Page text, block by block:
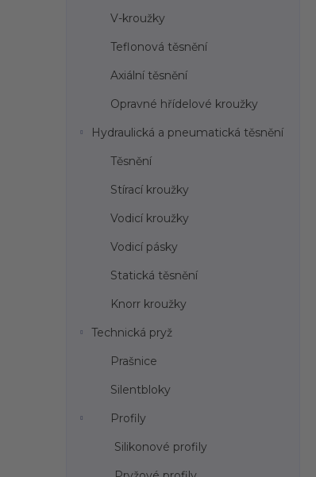
V-kroužky
Teflonová těsnění
Axiální těsnění
Opravné hřídelové kroužky
Hydraulická a pneumatická těsnění
Těsnění
Stírací kroužky
Vodicí kroužky
Vodicí pásky
Statická těsnění
Knorr kroužky
Technická pryž
Prašnice
Silentbloky
Profily
Silikonové profily